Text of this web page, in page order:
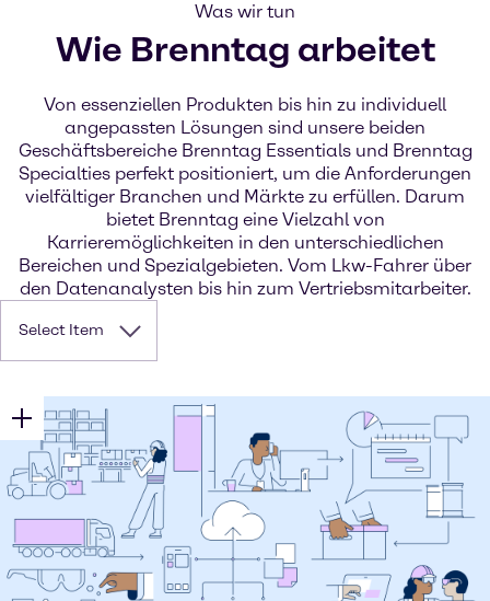
Was wir tun
Wie Brenntag arbeitet
Von essenziellen Produkten bis hin zu individuell
angepassten Lösungen sind unsere beiden
Geschäftsbereiche Brenntag Essentials und Brenntag
Specialties perfekt positioniert, um die Anforderungen
vielfältiger Branchen und Märkte zu erfüllen. Darum
bietet Brenntag eine Vielzahl von
Karrieremöglichkeiten in den unterschiedlichen
Bereichen und Spezialgebieten. Vom Lkw-Fahrer über
den Datenanalysten bis hin zum Vertriebsmitarbeiter.
Select Item